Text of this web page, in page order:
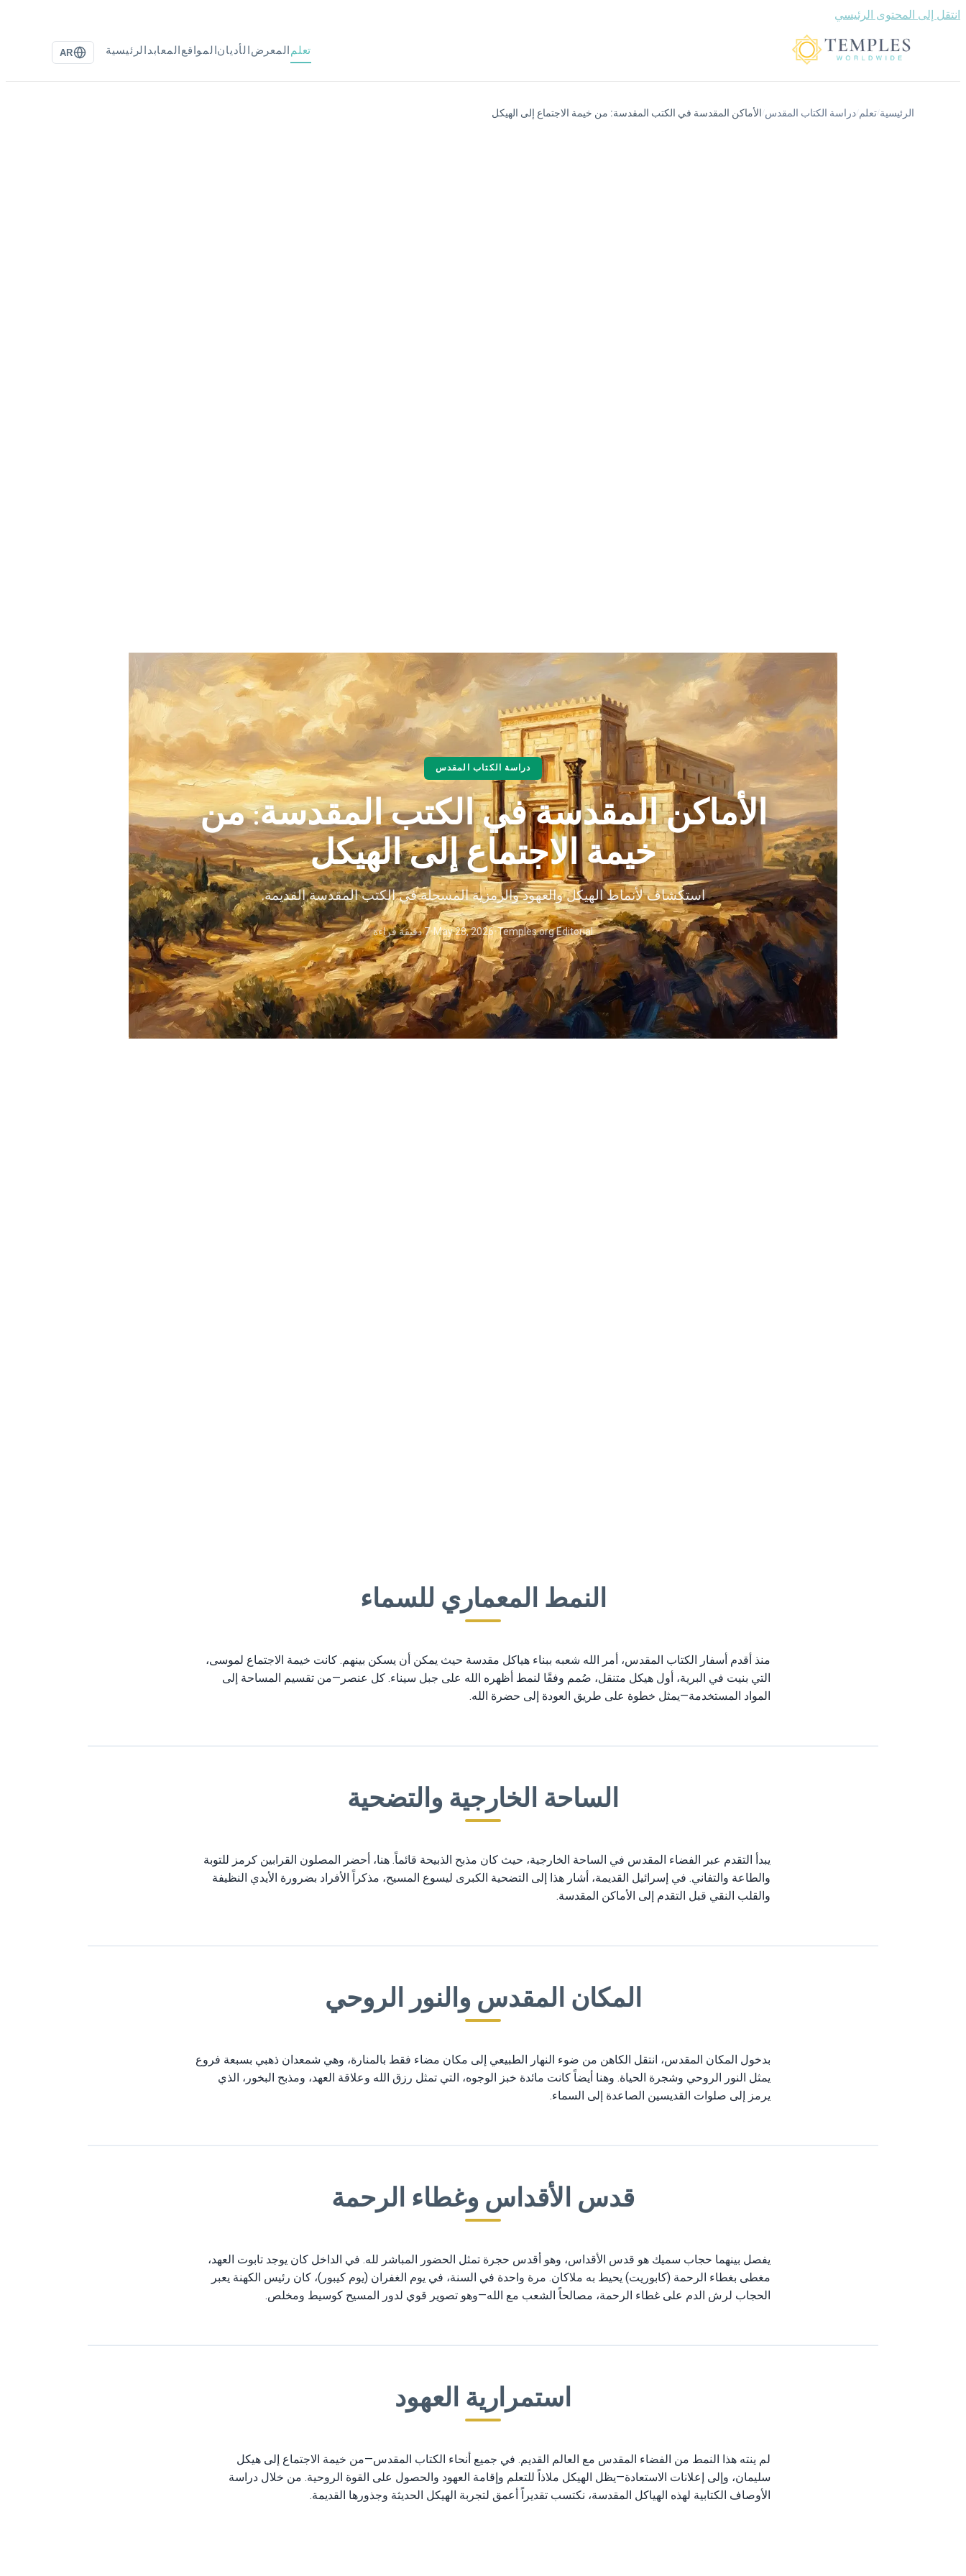
انتقل إلى المحتوى الرئيسي
الرئيسيةالمعابدالمواقعالأديانالمعرضتعلم AR
الرئيسية تعلم دراسة الكتاب المقدس الأماكن المقدسة في الكتب المقدسة: من خيمة الاجتماع إلى الهيكل
دراسة الكتاب المقدس
الأماكن المقدسة في الكتب المقدسة: من
خيمة الاجتماع إلى الهيكل
استكشاف لأنماط الهيكل والعهود والرمزية المسجلة في الكتب المقدسة القديمة.
Temples.org Editorial
•
May 28, 2026
•7 دقيقة قراءة
النمط المعماري للسماء
منذ أقدم أسفار الكتاب المقدس، أمر الله شعبه ببناء هياكل مقدسة حيث يمكن أن يسكن بينهم. كانت خيمة الاجتماع لموسى،
التي بنيت في البرية، أول هيكل متنقل، صُمم وفقًا لنمط أظهره الله على جبل سيناء. كل عنصر—من تقسيم المساحة إلى
المواد المستخدمة—يمثل خطوة على طريق العودة إلى حضرة الله.
الساحة الخارجية والتضحية
يبدأ التقدم عبر الفضاء المقدس في الساحة الخارجية، حيث كان مذبح الذبيحة قائماً. هنا، أحضر المصلون القرابين كرمز للتوبة
والطاعة والتفاني. في إسرائيل القديمة، أشار هذا إلى التضحية الكبرى ليسوع المسيح، مذكراً الأفراد بضرورة الأيدي النظيفة
والقلب النقي قبل التقدم إلى الأماكن المقدسة.
المكان المقدس والنور الروحي
بدخول المكان المقدس، انتقل الكاهن من ضوء النهار الطبيعي إلى مكان مضاء فقط بالمنارة، وهي شمعدان ذهبي بسبعة فروع
يمثل النور الروحي وشجرة الحياة. وهنا أيضاً كانت مائدة خبز الوجوه، التي تمثل رزق الله وعلاقة العهد، ومذبح البخور، الذي
يرمز إلى صلوات القديسين الصاعدة إلى السماء.
قدس الأقداس وغطاء الرحمة
يفصل بينهما حجاب سميك هو قدس الأقداس، وهو أقدس حجرة تمثل الحضور المباشر لله. في الداخل كان يوجد تابوت العهد،
مغطى بغطاء الرحمة (كابوريت) يحيط به ملاكان. مرة واحدة في السنة، في يوم الغفران (يوم كيبور)، كان رئيس الكهنة يعبر
الحجاب لرش الدم على غطاء الرحمة، مصالحاً الشعب مع الله—وهو تصوير قوي لدور المسيح كوسيط ومخلص.
استمرارية العهود
لم ينته هذا النمط من الفضاء المقدس مع العالم القديم. في جميع أنحاء الكتاب المقدس—من خيمة الاجتماع إلى هيكل
سليمان، وإلى إعلانات الاستعادة—يظل الهيكل ملاذاً للتعلم وإقامة العهود والحصول على القوة الروحية. من خلال دراسة
الأوصاف الكتابية لهذه الهياكل المقدسة، نكتسب تقديراً أعمق لتجربة الهيكل الحديثة وجذورها القديمة.